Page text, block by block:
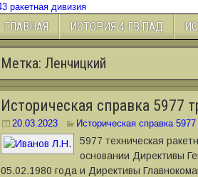
ГЛАВНАЯ ИСТОРИЯ 4 ГВ.ПАД
Метка: Ленчицкий
Историческая справка 5977
20.03.2023 Историческая справка 5977
5977 техническая
основании Директивы
05.02.1980 года и Директивы